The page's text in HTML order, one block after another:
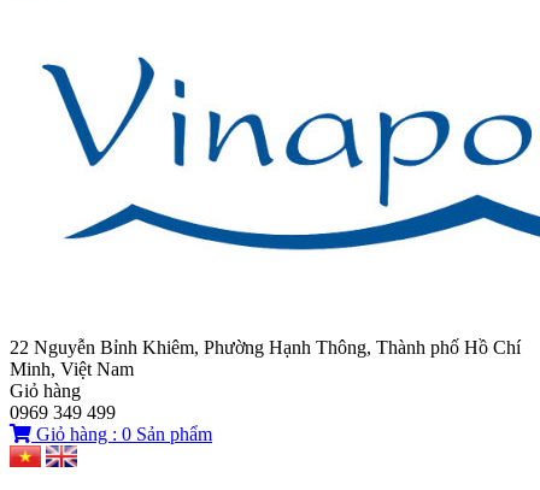
22 Nguyễn Bỉnh Khiêm, Phường Hạnh Thông, Thành phố Hồ Chí
Minh, Việt Nam
Giỏ hàng
0969 349 499
Giỏ hàng : 0 Sản phẩm